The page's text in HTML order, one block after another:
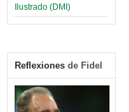
Ilustrado (DMI)
Reflexiones de Fidel